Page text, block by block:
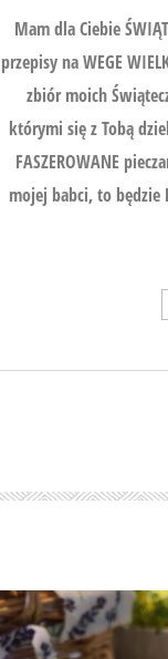
Mam dla Ciebie
przepisy na WEGE
zbiór moich
którymi się z Tobą
FASZEROWANE
mojej babci, to będzie